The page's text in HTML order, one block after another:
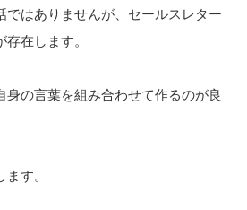
ではありませんが、セールスレター
在します。
身の言葉を組み合わせて作るのが良
す。